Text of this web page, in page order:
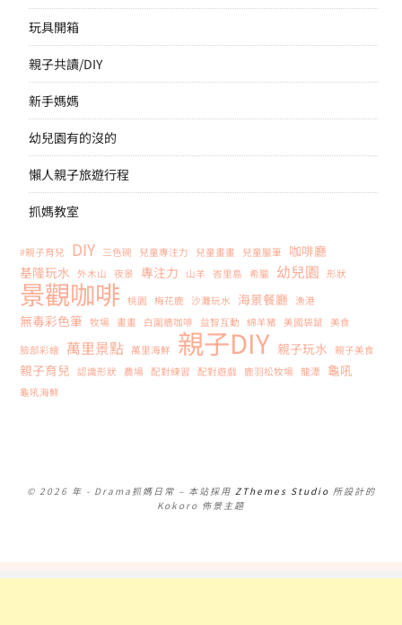
玩具開箱
親子共讀/DIY
新手媽媽
幼兒園有的沒的
懶人親子旅遊行程
抓媽教室
#親子育兒 DIY 三色碗 兒童專注力 兒童畫畫 兒童臘筆
咖啡廳
基隆玩水 外木山 夜景 專注力 山羊 峇里島 希臘 幼兒園 形狀
景觀咖啡 桃園 梅花鹿 沙灘玩水 海景餐廳 漁港
無毒彩色筆 牧場 畫畫 白圍牆咖啡 益智互動 綿羊豬 美國袋鼠 美食
臉部彩繪 萬里景點 萬里海鮮 親子DIY 親子玩水 親子美食
親子育兒 認識形狀 農場 配對練習 配對遊戲 鹿羽松牧場 龍潭 龜吼
龜吼海鮮
© 2026 年 - Drama抓媽日常 – 本站採用 ZThemes Studio 所設計的
Kokoro 佈景主題